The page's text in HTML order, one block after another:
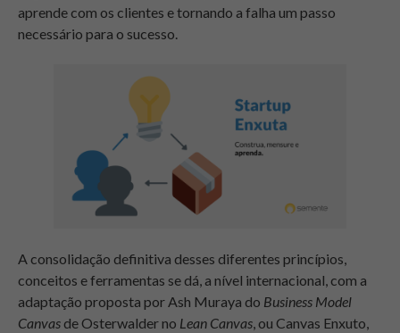
aprende com os clientes e tornando a falha um passo
necessário para o sucesso.
A consolidação definitiva desses diferentes princípios,
conceitos e ferramentas se dá, a nível internacional, com a
adaptação proposta por Ash Muraya do Business Model
Canvas de Osterwalder no Lean Canvas, ou Canvas Enxuto,